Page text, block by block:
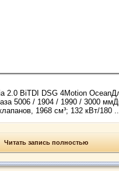
2.0 BiTDI DSG 4Motion
5006 / 1904 / 1990 / 3000
1968 см³; 132 кВт/180 ...
Читать запись полностью